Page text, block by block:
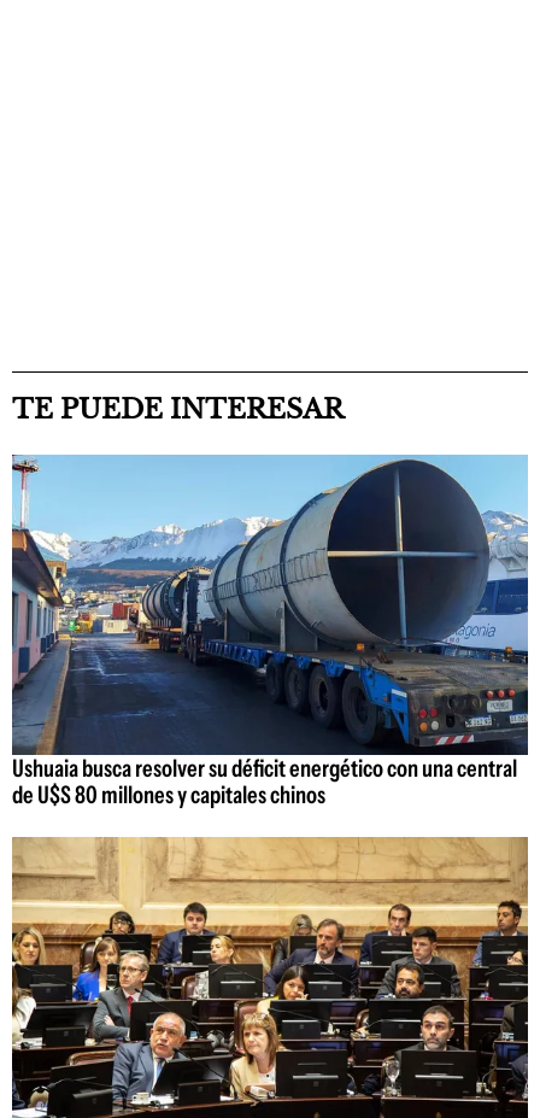
TE PUEDE INTERESAR
Ushuaia busca resolver su déficit energético con una central
de U$S 80 millones y capitales chinos